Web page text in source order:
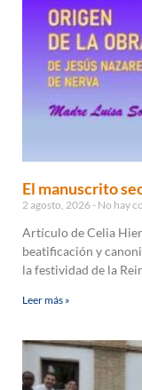
El manuscrito
2 agosto, 2026 No hay
Artículo de Celia
beatificación y
la festividad de la
Leer más »